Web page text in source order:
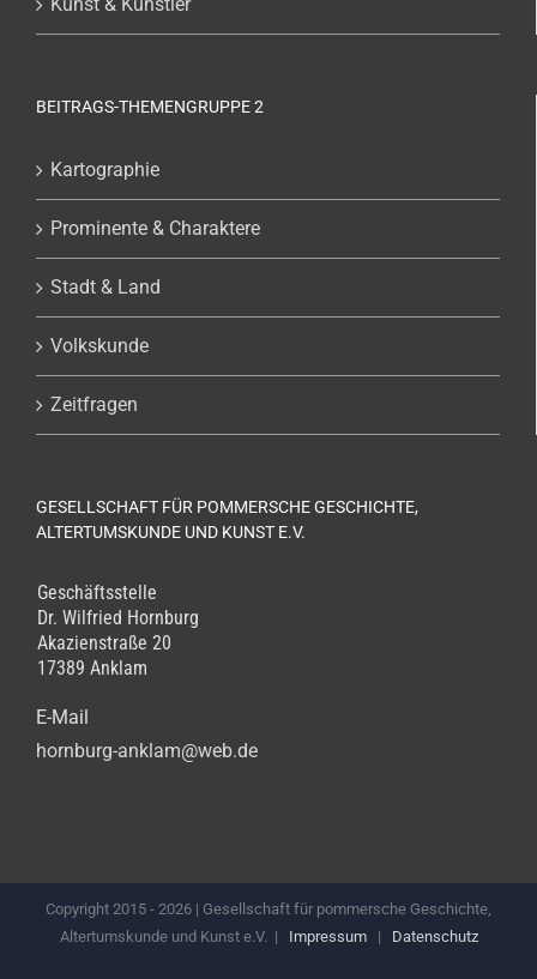
BEITRAGS-THEMENGRUPPE 2
Kartographie
Prominente & Charaktere
Stadt & Land
Volkskunde
Zeitfragen
GESELLSCHAFT FÜR POMMERSCHE GESCHICHTE,
ALTERTUMSKUNDE UND KUNST E.V.
Geschäftsstelle
Dr. Wilfried Hornburg
Akazienstraße 20
17389 Anklam
E-Mail
hornburg-anklam@web.de
Copyright 2015 - 2026 | Gesellschaft für pommersche Geschichte,
Altertumskunde und Kunst e.V. | Impressum| Datenschutz